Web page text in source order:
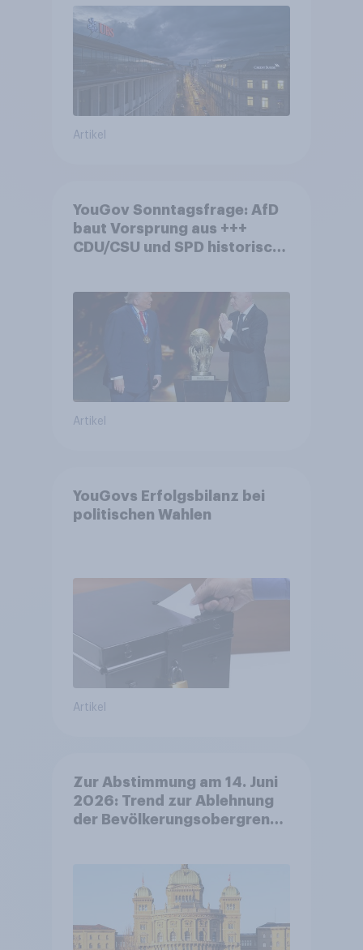
von Grossbanken steht
Artikel
YouGov Sonntagsfrage: AfD
baut Vorsprung aus +++
CDU/CSU und SPD historisch
Fußball-WM ohne Politik
Artikel
YouGovs Erfolgsbilanz bei
politischen Wahlen
Artikel
Zur Abstimmung am 14. Juni
2026: Trend zur Ablehnung
der Bevölkerungsobergrenze
Zivildienstgesetz sinken